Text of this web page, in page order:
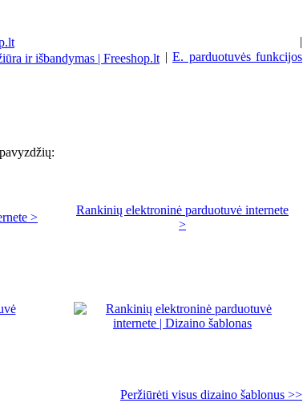
|
| E. parduotuvės funkcijos
>
Rankinių elektroninė parduotuvė internete
>
Peržiūrėti visus dizaino šablonus >>